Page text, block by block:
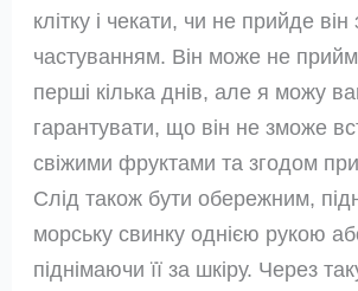
клітку і чекати, чи не прийде він
частуванням. Він може не
перші кілька днів, але я можу
гарантувати, що він не зможе
свіжими фруктами та згодом
Слід також бути обережним,
морську свинку однією рукою
піднімаючи її за шкіру. Через